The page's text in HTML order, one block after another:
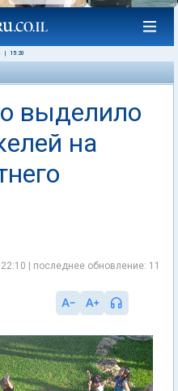
15:20
выделило
на
| последнее обновление: 11